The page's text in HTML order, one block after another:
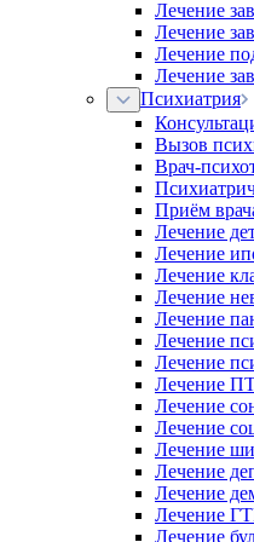
Лечение
Лечение
Лечение
Лечение
Психиатрия
Вызов
Врач-
Приём
Лечение
Лечение
Лечение
Лечение
Лечение
Лечение
Лечение
Лечение
Лечение
Лечение
Лечение
Лечение
Лечение
Лечение
Лечение